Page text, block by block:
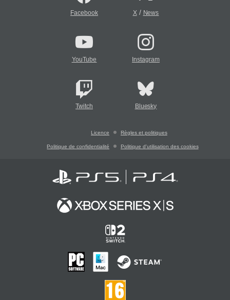
Facebook X/ News
YouTube Instagram
Twitch Bluesky
Licence Règles et politiques
Politique de confidentialité Politique d'utilisation des cookies